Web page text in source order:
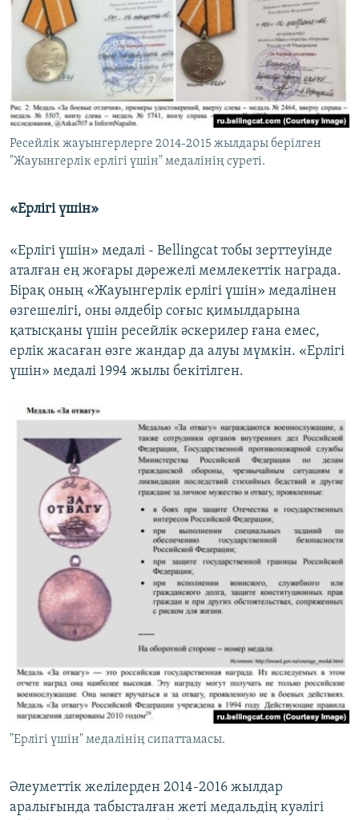
Ресейлік жауынгерлерге 2014-2015 жылдары берілген
"Жауынгерлік ерлігі үшін" медалінің суреті.
«Ерлігі үшін»
«Ерлігі үшін» медалі - Bellingcat тобы зерттеуінде
аталған ең жоғары дәрежелі мемлекеттік награда.
Бірақ оның «Жауынгерлік ерлігі үшін» медалінен
өзгешелігі, оны әлдебір соғыс қимылдарына
қатысқаны үшін ресейлік әскерилер ғана емес,
ерлік жасаған өзге жандар да алуы мүмкін. «Ерлігі
үшін» медалі 1994 жылы бекітілген.
"Ерлігі үшін" медалінің сипаттамасы.
Әлеуметтік желілерден 2014-2016 жылдар
аралығында табысталған жеті медальдің куәлігі